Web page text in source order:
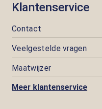
Klantenservice
Contact
Veelgestelde vragen
Maatwijzer
Meer klantenservice